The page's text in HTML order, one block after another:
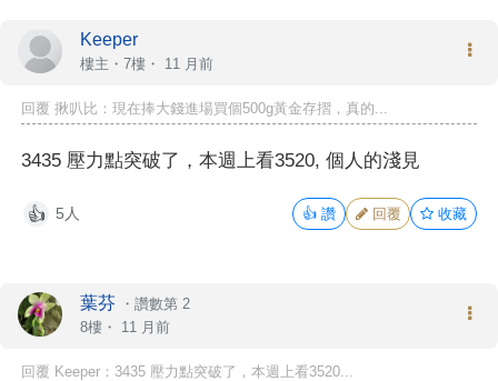
Keeper
樓主 ・7樓・ 11 月前
回覆 揪叭比：現在捧大錢進場買個500g黃金存摺，真的...
3435 壓力點突破了，本週上看3520, 個人的淺見
👍 5人 👍 讚 回覆 收藏
葉芬 ・ 讚數第 2
8樓・ 11 月前
回覆 Keeper：3435 壓力點突破了，本週上看3520...